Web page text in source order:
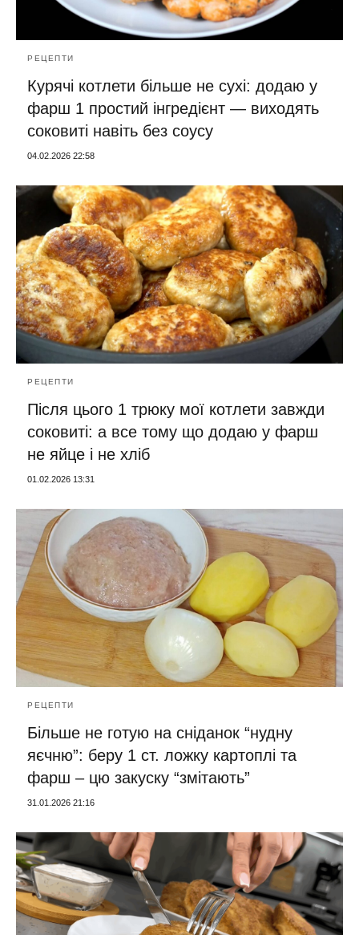
РЕЦЕПТИ
Курячі котлети більше не сухі: додаю у
фарш 1 простий інгредієнт — виходять
соковиті навіть без соусу
04.02.2026 22:58
РЕЦЕПТИ
Після цього 1 трюку мої котлети завжди
соковиті: а все тому що додаю у фарш
не яйце і не хліб
01.02.2026 13:31
РЕЦЕПТИ
Більше не готую на сніданок “нудну
яєчню”: беру 1 ст. ложку картоплі та
фарш – цю закуску “змітають”
31.01.2026 21:16